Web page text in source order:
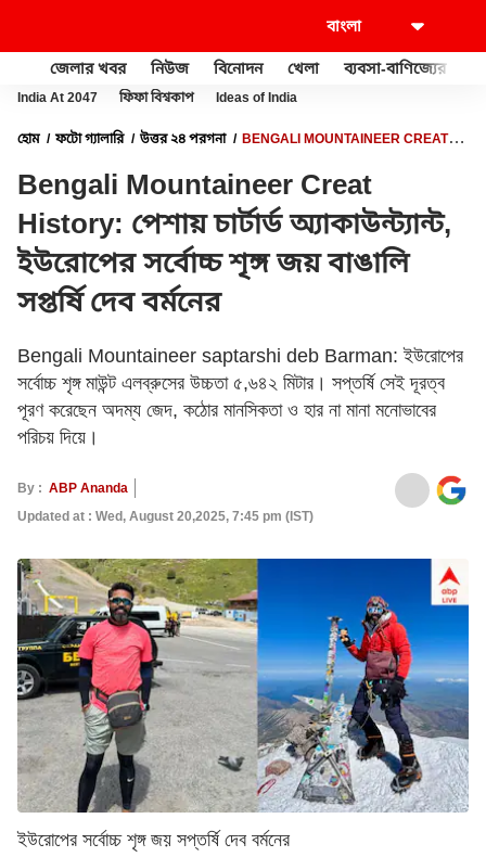
জেলার খবর নিউজ বিনোদন খেলা ব্যবসা-বাণিজ্যের
India At 2047 ফিফা বিশ্বকাপ Ideas of India
হোম ফটো গ্যালারি উত্তর ২৪ পরগনা
BENGALI MOUNTAINEER CREAT
বর্মনের
Bengali Mountaineer Creat
History: পেশায় চার্টার্ড অ্যাকাউন্ট্যান্ট,
ইউরোপের সর্বোচ্চ শৃঙ্গ জয় বাঙালি
সপ্তর্ষি দেব বর্মনের
Bengali Mountaineer saptarshi deb Barman: ইউরোপের
সর্বোচ্চ শৃঙ্গ মাউন্ট এলব্রুসের উচ্চতা ৫,৬৪২ মিটার। সপ্তর্ষি সেই দূরত্ব
পূরণ করেছেন অদম্য জেদ, কঠোর মানসিকতা ও হার না মানা মনোভাবের
পরিচয় দিয়ে।
By : ABP Ananda
Updated at : Wed, August 20,2025, 7:45 pm (IST)
ইউরোপের সর্বোচ্চ শৃঙ্গ জয় সপ্তর্ষি দেব বর্মনের